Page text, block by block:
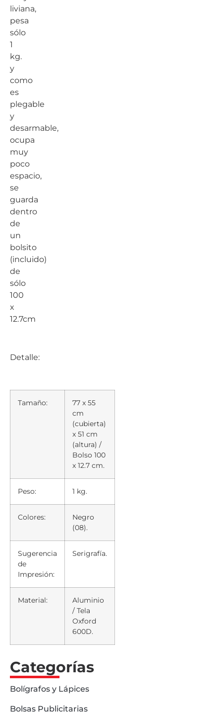
liviana,
pesa
sólo
1
kg.
y
como
es
plegable
y
desarmable,
ocupa
muy
poco
espacio,
se
guarda
dentro
de
un
bolsito
(incluido)
de
sólo
100
x
12.7cm
Detalle:
Tamaño:
77 x 55
cm
(cubierta)
x 51 cm
(altura) /
Bolso 100
x 12.7 cm.
Peso: 1 kg.
Colores:
Negro
(08).
Sugerencia
de
Impresión:
Serigrafía.
Material:
Aluminio
/ Tela
Oxford
600D.
Categorías
Bolígrafos y Lápices
Bolsas Publicitarias